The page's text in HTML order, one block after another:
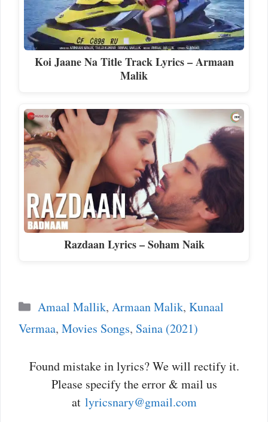
Koi Jaane Na Title Track Lyrics – Armaan
Malik
Razdaan Lyrics – Soham Naik
Categories
Amaal Mallik, Armaan Malik, Kunaal
Vermaa, Movies Songs, Saina (2021)
Found mistake in lyrics? We will rectify it.
Please specify the error & mail us
at lyricsnary@gmail.com